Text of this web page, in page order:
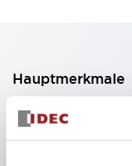
Hauptmerkmale
2-Kontakt-Block
Kontakt-